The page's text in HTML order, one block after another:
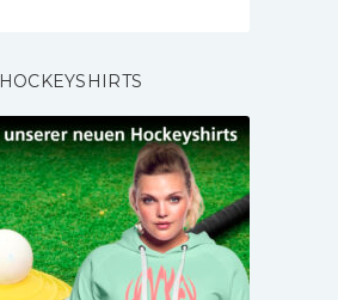
HOCKEYSHIRTS